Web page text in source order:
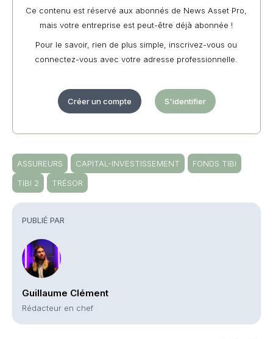
PUBLIÉ PAR
Guillaume Clément
Rédacteur en chef
Ce contenu est réservé aux abonnés de News Asset Pro,
mais votre entreprise est peut-être déjà abonnée !
Pour le savoir, rien de plus simple, inscrivez-vous ou
connectez-vous avec votre adresse professionnelle.
Créer un compte S'identifier
ASSUREURS CAPITAL-INVESTISSEMENT
FONDS TIBI
TIBI 2
TRÉSOR